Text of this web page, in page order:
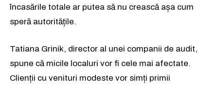
încasările totale ar putea să nu crească așa cum
speră autoritățile.
Tatiana Grinik, director al unei companii de audit,
spune că micile localuri vor fi cele mai afectate.
Clienții cu venituri modeste vor simți primii